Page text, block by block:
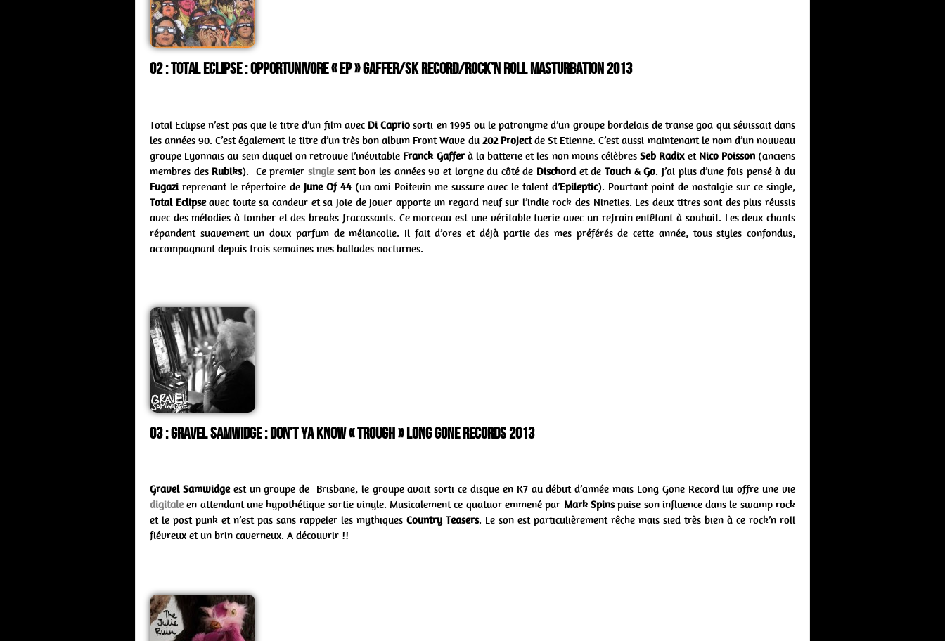
02 : Total Eclipse : opportunivore « ep » Gaffer/SK Record/Rock’n Roll Masturbation 2013
Total Eclipse n’est pas que le titre d’un film avec Di Caprio sorti en 1995 ou le patronyme d’un groupe bordelais de transe goa qui sévissait dans
les années 90. C’est également le titre d’un très bon album Front Wave du 202 Projectde St Etienne. C’est aussi maintenant le nom d’un nouveau
groupe Lyonnais au sein duquel on retrouve l’inévitable Franck Gafferà la batterie et les non moins célèbresSeb Radixet Nico Poisson(anciens
membres des Rubiks). Ce premier singlesent bon les années 90 et lorgne du côté de Dischordet deTouch & Go. J’ai plus d’une fois pensé à du
Fugazi reprenant le répertoire de June Of 44(un ami Poitevin me sussure avec le talent d’Epileptic). Pourtant point de nostalgie sur ce single,
Total Eclipseavec toute sa candeur et sa joie de jouer apporte un regard neuf sur l’indie rock des Nineties. Les deux titres sont des plus réussis
avec des mélodies à tomber et des breaks fracassants. Ce morceau est une véritable tuerie avec un refrain entêtant à souhait. Les deux chants
répandent suavement un doux parfum de mélancolie. Il fait d’ores et déjà partie des mes préférés de cette année, tous styles confondus,
accompagnant depuis trois semaines mes ballades nocturnes.
03 : Gravel Samwidge : don’t ya know « Trough » Long Gone Records 2013
Gravel Samwidge est un groupe de Brisbane, le groupe avait sorti ce disque en K7 au début d’année mais Long Gone Record lui offre une vie
digitaleen attendant une hypothétique sortie vinyle. Musicalement ce quatuor emmené par Mark Spinspuise son influence dans le swamp rock
et le post punk et n’est pas sans rappeler les mythiques Country Teasers. Le son est particulièrement rêche mais sied très bien à ce rock’n roll
fiévreux et un brin caverneux. A découvrir !!